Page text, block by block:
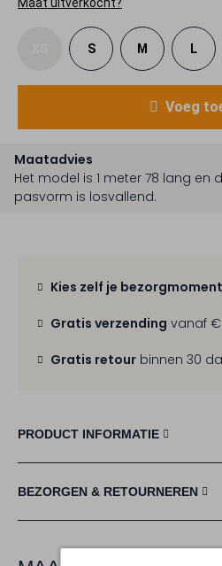
S M L
Voeg
Maatadvies
Het model is 1 meter 78 lang en
pasvorm is losvallend.
Kies zelf je bezorgmoment
Gratis verzending vanaf €
Gratis retour binnen 30
PRODUCT INFORMATIE
BEZORGEN & RETOURNEREN